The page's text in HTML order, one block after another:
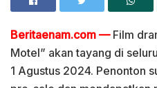
Beritaenam.com — Film
Motel” akan tayang di
1 Agustus 2024. Penonton